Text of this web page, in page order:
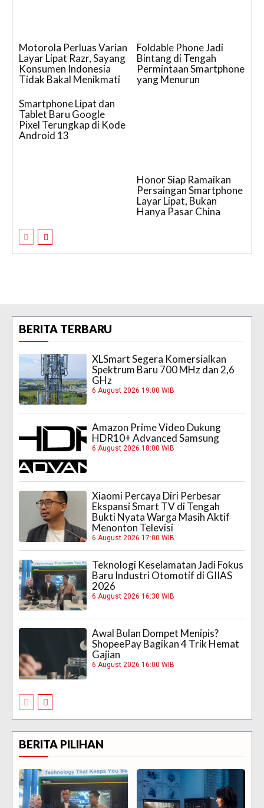
Motorola Perluas Varian
Layar Lipat Razr, Sayang
Konsumen Indonesia
Tidak Bakal Menikmati
Foldable Phone Jadi
Bintang di Tengah
Permintaan Smartphone
yang Menurun
Smartphone Lipat dan
Tablet Baru Google
Pixel Terungkap di Kode
Android 13
Honor Siap Ramaikan
Persaingan Smartphone
Layar Lipat, Bukan
Hanya Pasar China
BERITA TERBARU
XLSmart Segera Komersialkan
Spektrum Baru 700 MHz dan 2,6
GHz
6 August 2026 19:00 WIB
Amazon Prime Video Dukung
HDR10+ Advanced Samsung
6 August 2026 18:00 WIB
Xiaomi Percaya Diri Perbesar
Ekspansi Smart TV di Tengah
Bukti Nyata Warga Masih Aktif
Menonton Televisi
6 August 2026 17:00 WIB
Teknologi Keselamatan Jadi Fokus
Baru Industri Otomotif di GIIAS
2026
6 August 2026 16:30 WIB
Awal Bulan Dompet Menipis?
ShopeePay Bagikan 4 Trik Hemat
Gajian
6 August 2026 16:00 WIB
BERITA PILIHAN